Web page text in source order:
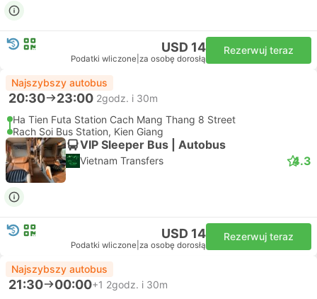
USD 14
Podatki wliczone za osobę dorosłą
Rezerwuj teraz
Najszybszy autobus
20:30 23:00 2godz. i 30m
Ha Tien Futa Station Cach Mang Thang 8 Street
Rach Soi Bus Station, Kien Giang
VIP Sleeper Bus | Autobus
Vietnam Transfers 4.3
USD 14
Podatki wliczone za osobę dorosłą
Rezerwuj teraz
Najszybszy autobus
21:30 00:00+1 2godz. i 30m